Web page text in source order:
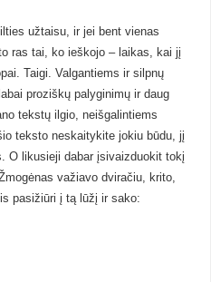
užtaisu, ir jei bent vienas
ras tai, ko ieškojo – laikas, kai jį
Taigi. Valgantiems ir silpnų
proziškų palyginimų ir daug
tekstų ilgio, neišgalintiems
teksto neskaitykite jokiu būdu, jį
O likusieji dabar įsivaizduokit tokį
važiavo dviračiu, krito,
pasižiūri į tą lūžį ir sako: